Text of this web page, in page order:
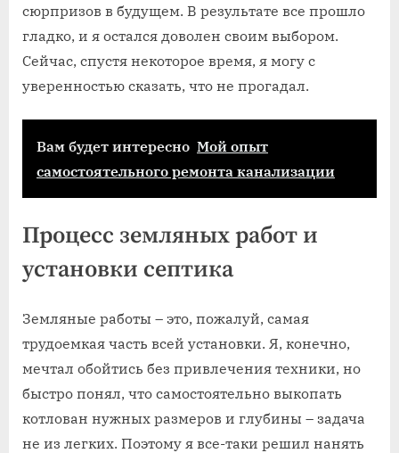
сюрпризов в будущем. В результате все прошло
гладко, и я остался доволен своим выбором.
Сейчас, спустя некоторое время, я могу с
уверенностью сказать, что не прогадал.
Вам будет интересно Мой опыт
самостоятельного ремонта канализации
Процесс земляных работ и
установки септика
Земляные работы – это, пожалуй, самая
трудоемкая часть всей установки. Я, конечно,
мечтал обойтись без привлечения техники, но
быстро понял, что самостоятельно выкопать
котлован нужных размеров и глубины – задача
не из легких. Поэтому я все-таки решил нанять